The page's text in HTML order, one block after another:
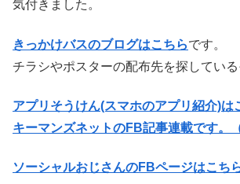
気付きました。
きっかけバスのブログはこちらです。
チラシやポスターの配布先を探している
アプリそうけん(スマホのアプリ紹介)は
キーマンズネットのFB記事連載です。
ソーシャルおじさんのFBページはこち